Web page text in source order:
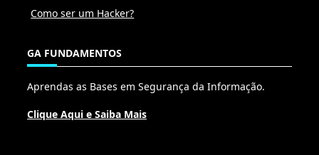
Como ser um Hacker?
GA FUNDAMENTOS
Aprendas as Bases em Segurança da Informação.
Clique Aqui e Saiba Mais